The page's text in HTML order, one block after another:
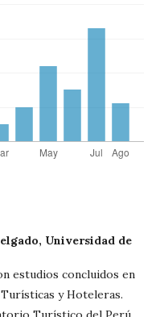
Universidad de
estudios concluidos en
y Hoteleras.